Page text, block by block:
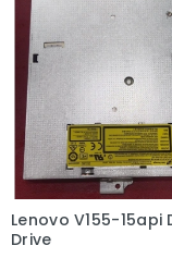
Lenovo V155-15api
Drive